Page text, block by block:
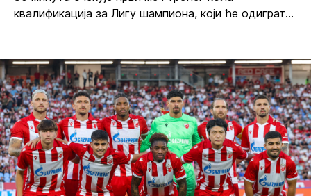
квалификација за Лигу шампиона, који ће одиграти
је на пут повео 25 играча.